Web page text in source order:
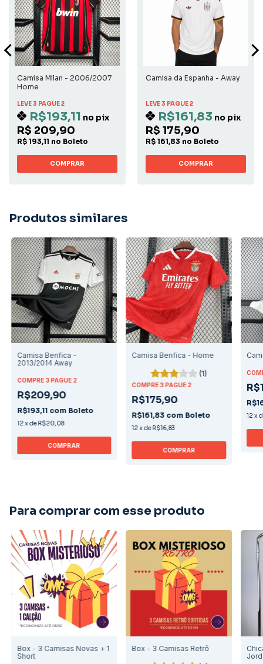
Camisa Milan - 2006/2007
Home
LEVE 3 PAGUE 2
R$193,11 no pix
R$ 209,90
R$ 193,11 no Boleto
COMPRAR
Camisa da Espanha - Away
LEVE 3 PAGUE 2
R$161,83 no pix
R$ 175,90
R$ 161,83 no Boleto
COMPRAR
Produtos similares
Camisa Benfica -
2013/2014 Away
COMPRE 3 PAGUE 2
R$209,90
R$193,11 com Boleto
12xde R$20,08
COMPRAR
Camisa Benfica - Home
(1)
COMPRE 3 PAGUE 2
R$175,90
R$161,83 com Boleto
12xde R$16,83
COMPRAR
12 x
Para comprar com esse produto
Box - 3 Camisas Novas + 1
Short
Box - 3 Camisas Retrô